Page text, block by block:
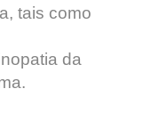
tais como
da